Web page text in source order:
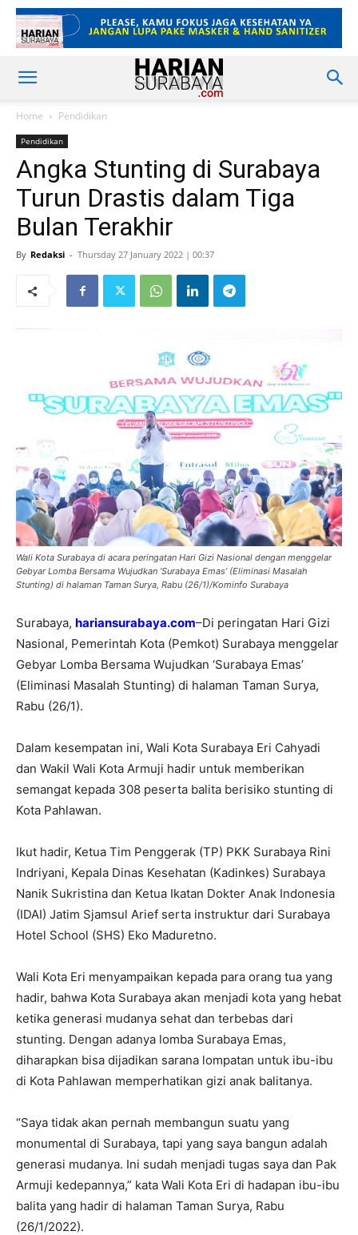
Home Pendidikan
Pendidikan
Angka Stunting di Surabaya
Turun Drastis dalam Tiga
Bulan Terakhir
By Redaksi - Thursday 27 January 2022 | 00:37
Wali Kota Surabaya di acara peringatan Hari Gizi Nasional dengan menggelar
Gebyar Lomba Bersama Wujudkan ‘Surabaya Emas’ (Eliminasi Masalah
Stunting) di halaman Taman Surya, Rabu (26/1)/Kominfo Surabaya
Surabaya, hariansurabaya.com–Di peringatan Hari Gizi
Nasional, Pemerintah Kota (Pemkot) Surabaya menggelar
Gebyar Lomba Bersama Wujudkan ‘Surabaya Emas’
(Eliminasi Masalah Stunting) di halaman Taman Surya,
Rabu (26/1).
Dalam kesempatan ini, Wali Kota Surabaya Eri Cahyadi
dan Wakil Wali Kota Armuji hadir untuk memberikan
semangat kepada 308 peserta balita berisiko stunting di
Kota Pahlawan.
Ikut hadir, Ketua Tim Penggerak (TP) PKK Surabaya Rini
Indriyani, Kepala Dinas Kesehatan (Kadinkes) Surabaya
Nanik Sukristina dan Ketua Ikatan Dokter Anak Indonesia
(IDAI) Jatim Sjamsul Arief serta instruktur dari Surabaya
Hotel School (SHS) Eko Maduretno.
Wali Kota Eri menyampaikan kepada para orang tua yang
hadir, bahwa Kota Surabaya akan menjadi kota yang hebat
ketika generasi mudanya sehat dan terbebas dari
stunting. Dengan adanya lomba Surabaya Emas,
diharapkan bisa dijadikan sarana lompatan untuk ibu-ibu
di Kota Pahlawan memperhatikan gizi anak balitanya.
“Saya tidak akan pernah membangun suatu yang
monumental di Surabaya, tapi yang saya bangun adalah
generasi mudanya. Ini sudah menjadi tugas saya dan Pak
Armuji kedepannya,” kata Wali Kota Eri di hadapan ibu-ibu
balita yang hadir di halaman Taman Surya, Rabu
(26/1/2022).